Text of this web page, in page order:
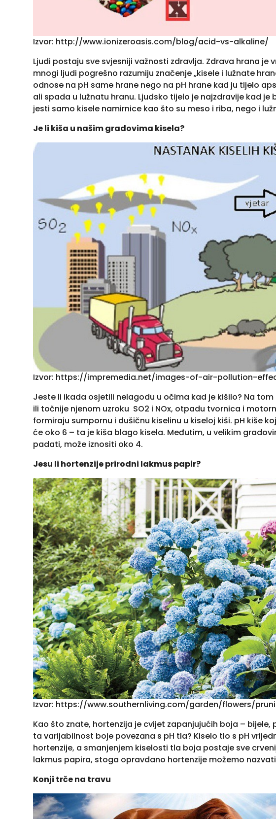
Izvor: http://www.ionizeroasis.com/blog/acid-vs-alkaline/
Ljudi postaju sve svjesniji važnosti zdravlja. Zdrava hrana je
mnogi ljudi pogrešno razumiju značenje „kisele i lužnate
odnose na pH same hrane nego na pH hrane kad ju tijelo
ali spada u lužnatu hranu. Ljudsko tijelo je najzdravije kad
jesti samo kisele namirnice kao što su meso i riba, nego i
Je li kiša u našim gradovima kisela?
Izvor: https://impremedia.net/images-of-air-pollution-
Jeste li ikada osjetili nelagodu u očima kad je kišilo? Na
ili točnije njenom uzroku SO2 i NOx, otpadu tvornica i
formiraju sumpornu i dušičnu kiselinu u kiseloj kiši. pH kiše
će oko 6 – ta je kiša blago kisela. Međutim, u velikim
padati, može iznositi oko 4.
Jesu li hortenzije prirodni lakmus papir?
Izvor: https://www.southernliving.com/garden/flowers/
Kao što znate, hortenzija je cvijet zapanjujućih boja – bijele,
ta varijabilnost boje povezana s pH tla? Kiselo tlo s pH
hortenzije, a smanjenjem kiselosti tla boja postaje sve
lakmus papira, stoga opravdano hortenzije možemo
Konji trče na travu